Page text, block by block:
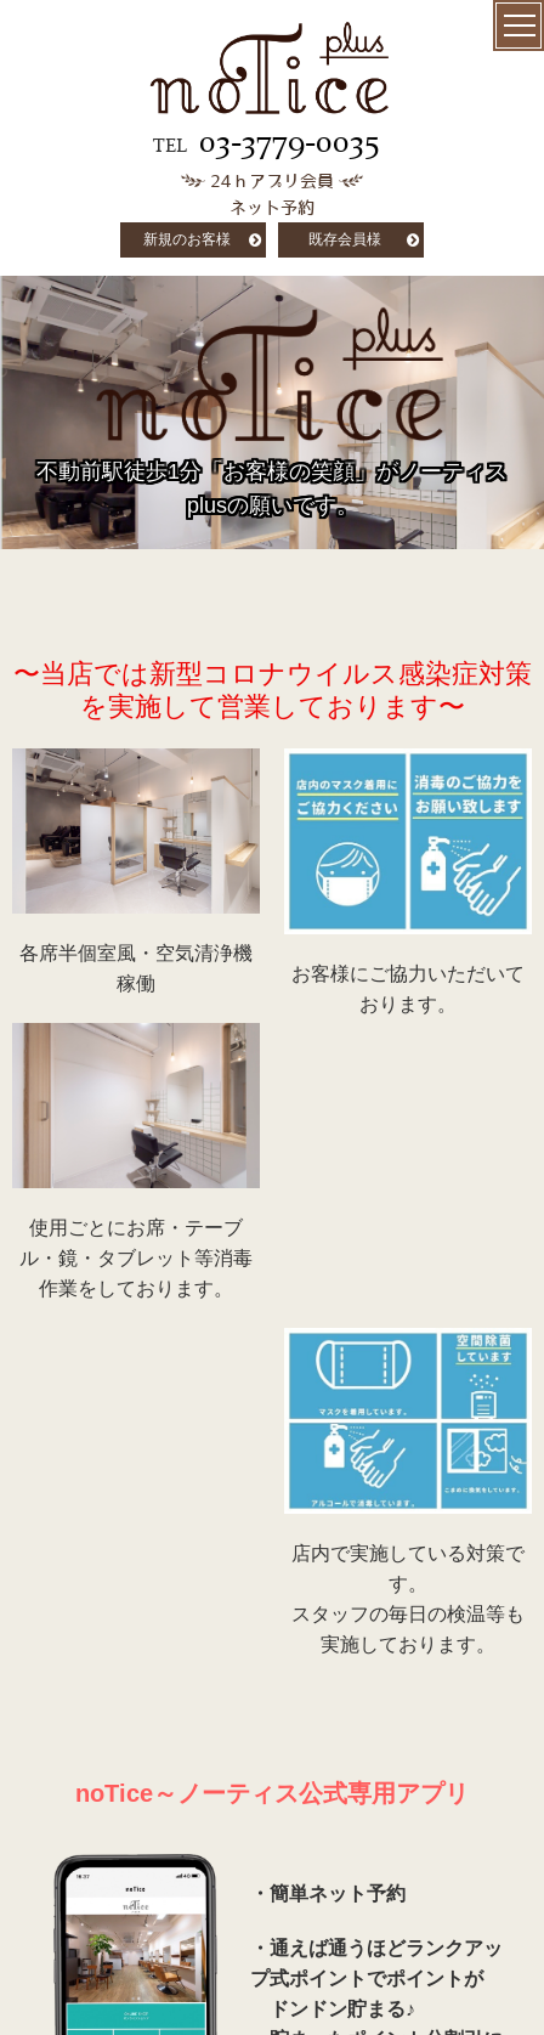
TEL 03-3779-0035
24ｈアプリ会員
ネット予約
新規のお客様 既存会員様
salon info
concept
customer voice
staff
不動前駅徒歩1分「お客様の笑顔」がノーティス
plusの願いです。
〜当店では新型コロナウイルス感染症対策
を実施して営業しております〜
お客様にご協力いただいて
おります。
各席半個室風・空気清浄機
稼働
使用ごとにお席・テーブ
ル・鏡・タブレット等消毒
作業をしております。
店内で実施している対策で
す。
スタッフの毎日の検温等も
実施しております。
noTice～ノーティス公式専用アプリ
・簡単ネット予約
・ 通えば通うほどランクアッ
プ式ポイントでポイントが
ドンドン貯まる♪